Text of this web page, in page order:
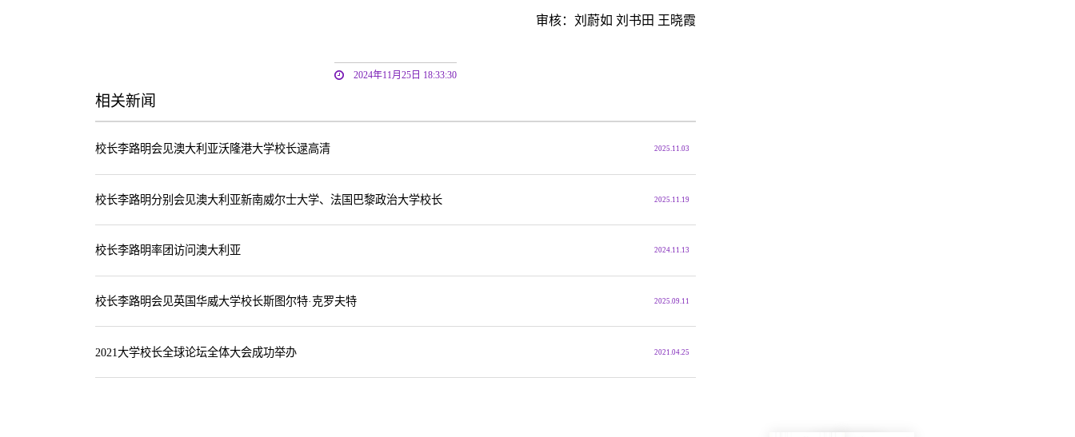
审核：刘蔚如 刘书田 王晓霞
2024年11月25日 18:33:30
相关新闻
2025.11.03
校长李路明会见澳大利亚沃隆港大学校长逯高清
2025.11.19
校长李路明分别会见澳大利亚新南威尔士大学、法国巴黎政治大学校长
2024.11.13
校长李路明率团访问澳大利亚
2025.09.11
校长李路明会见英国华威大学校长斯图尔特·克罗夫特
2021.04.25
2021大学校长全球论坛全体大会成功举办